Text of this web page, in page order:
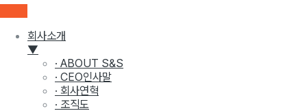
회사소개
▼
· ABOUT S&S
· CEO인사말
· 회사연혁
· 조직도